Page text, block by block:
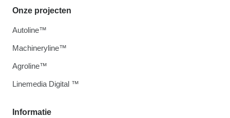
Informatie
Onze projecten
Autoline™
Machineryline™
Agroline™
Linemedia Digital ™